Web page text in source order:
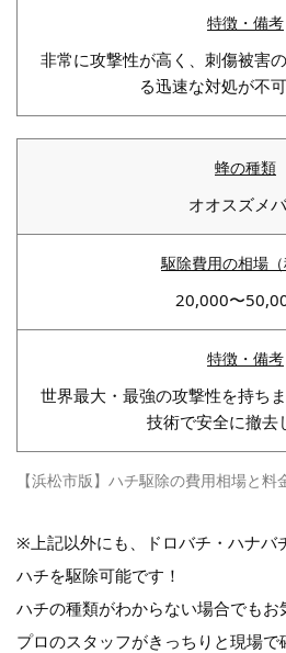
非常に攻撃性が高く、刺傷被害
る迅速な対処が不可
オオスズメ
20,000〜
世界最大・最強の攻撃性を持ち
技術で安全に撤去
【浜松市版】ハチ駆除の費用相場と料
※上記以外にも、ドロバチ・ハナバ
ハチを駆除可能です！
ハチの種類がわからない場合でもお
プロのスタッフがきっちりと現場で